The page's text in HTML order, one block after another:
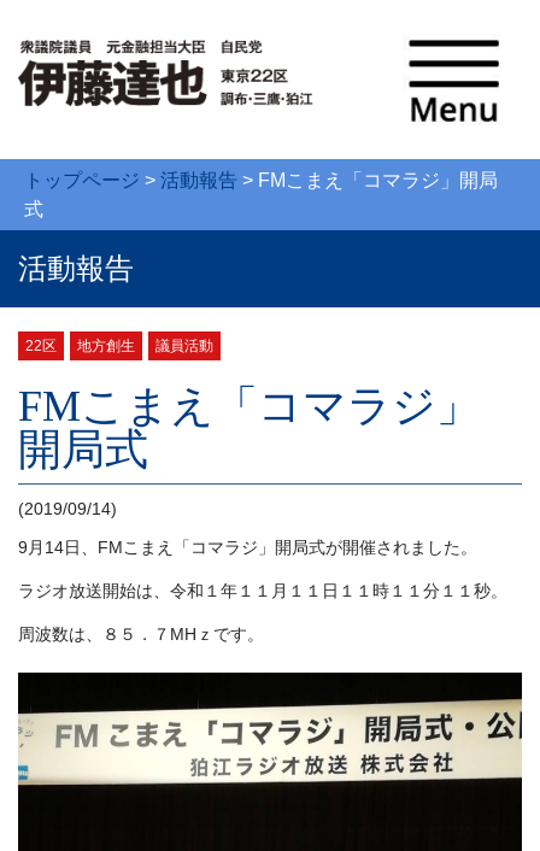
トップページ > 活動報告 > FMこまえ「コマラジ」開局
式
活動報告
22区 地方創生 議員活動
FMこまえ「コマラジ」
開局式
(2019/09/14)
9月14日、FMこまえ「コマラジ」開局式が開催されました。
ラジオ放送開始は、令和１年１１月１１日１１時１１分１１秒。
周波数は、８５．７MHｚです。